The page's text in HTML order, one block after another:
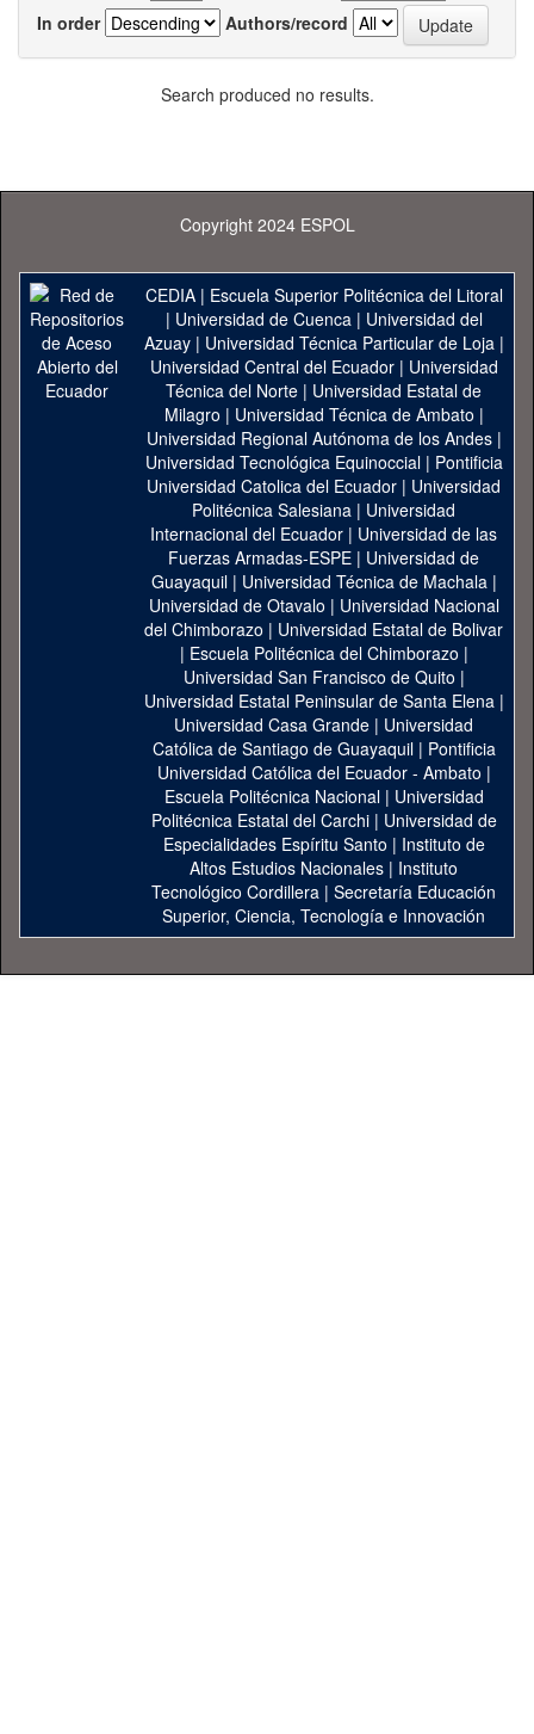
In order
Authors/record
Search produced no results.
Copyright 2024 ESPOL
CEDIA| Escuela Superior Politécnica del Litoral
| Universidad de Cuenca| Universidad del
Azuay| Universidad Técnica Particular de Loja|
Universidad Central del Ecuador| Universidad
Técnica del Norte | Universidad Estatal de
Milagro | Universidad Técnica de Ambato |
Universidad Regional Autónoma de los Andes|
Universidad Tecnológica Equinoccial| Pontificia
Universidad Catolica del Ecuador | Universidad
Politécnica Salesiana | Universidad
Internacional del Ecuador | Universidad de las
Fuerzas Armadas-ESPE | Universidad de
Guayaquil| Universidad Técnica de Machala|
Universidad de Otavalo | Universidad Nacional
del Chimborazo | Universidad Estatal de Bolivar
| Escuela Politécnica del Chimborazo |
Universidad San Francisco de Quito |
Universidad Estatal Peninsular de Santa Elena|
Universidad Casa Grande | Universidad
Católica de Santiago de Guayaquil| Pontificia
Universidad Católica del Ecuador - Ambato |
Escuela Politécnica Nacional| Universidad
Politécnica Estatal del Carchi| Universidad de
Especialidades Espíritu Santo | Instituto de
Altos Estudios Nacionales | Instituto
Tecnológico Cordillera | Secretaría Educación
Superior, Ciencia, Tecnología e Innovación